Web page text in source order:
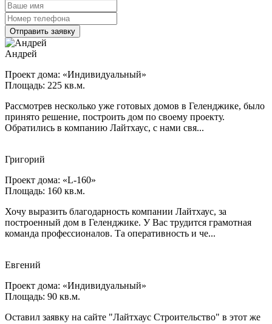
Отправить заявку
Андрей
Проект дома: «Индивидуальный»
Площадь: 225 кв.м.
Рассмотрев несколько уже готовых домов в Геленджике, было
принято решение, построить дом по своему проекту.
Обратились в компанию Лайтхаус, с нами свя...
Григорий
Проект дома: «L-160»
Площадь: 160 кв.м.
Хочу выразить благодарность компании Лайтхаус, за
построенный дом в Геленджике. У Вас трудится грамотная
команда профессионалов. Та оперативность и че...
Евгений
Проект дома: «Индивидуальный»
Площадь: 90 кв.м.
Оставил заявку на сайте "Лайтхаус Строительство" в этот же